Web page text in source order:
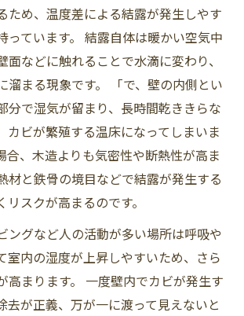
ため、温度差による結露が発生しやす
っています。 結露自体は暖かい空気中
面などに触れることで水滴に変わり、
溜まる現象です。 「で、壁の内側とい
分で湿気が留まり、長時間乾ききらな
カビが繁殖する温床になってしまいま
合、木造よりも気密性や断熱性が高ま
材と鉄骨の境目などで結露が発生する
リスクが高まるのです。
ングなど人の活動が多い場所は呼吸や
室内の湿度が上昇しやすいため、さら
高まります。 一度壁内でカビが発生す
去が正義、万が一に渡って見えないと